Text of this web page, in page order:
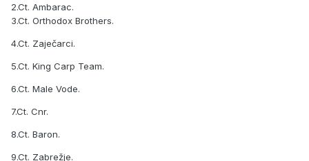
2.Ct. Ambarac.
3.Ct. Orthodox Brothers.
4.Ct. Zaječarci.
5.Ct. King Carp Team.
6.Ct. Male Vode.
7.Ct. Cnr.
8.Ct. Baron.
9.Ct. Zabrežje.